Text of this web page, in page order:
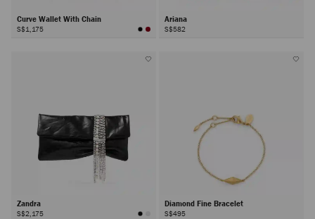
Curve Wallet With Chain
S$1,175
Ariana
S$582
Zandra
S$2,175
Diamond Fine Bracelet
S$495